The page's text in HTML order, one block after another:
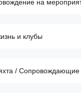
на
и клубы
/ Сопровождающие